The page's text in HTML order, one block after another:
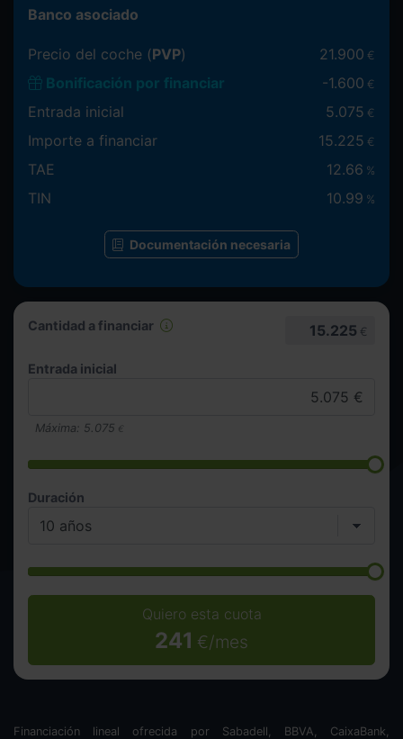
Cantidad a financiar 15.225 €
Entrada inicial
Máxima: 5.075 €
Duración
Quiero esta cuota
241 €/mes
Banco asociado
Precio del coche (PVP) 21.900 €
Bonificación por financiar -1.600 €
Entrada inicial 5.075 €
Importe a financiar 15.225 €
TAE 12.66 %
TIN 10.99 %
Documentación necesaria
Financiación lineal ofrecida por Sabadell, BBVA, CaixaBank,